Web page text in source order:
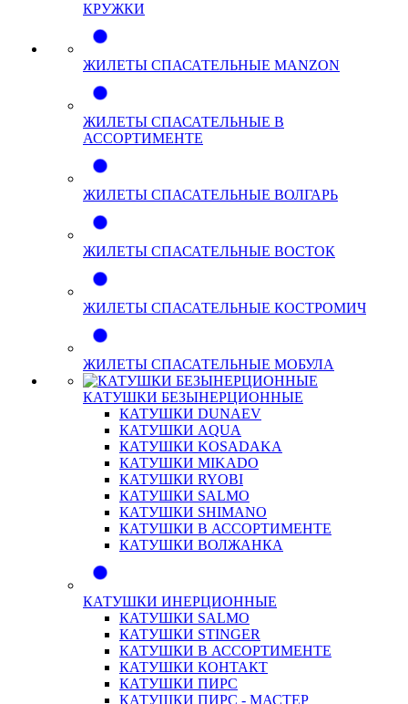
КРУЖКИ
ЖИЛЕТЫ СПАСАТЕЛЬНЫЕ MANZON
ЖИЛЕТЫ СПАСАТЕЛЬНЫЕ В
АССОРТИМЕНТЕ
ЖИЛЕТЫ СПАСАТЕЛЬНЫЕ ВОЛГАРЬ
ЖИЛЕТЫ СПАСАТЕЛЬНЫЕ ВОСТОК
ЖИЛЕТЫ СПАСАТЕЛЬНЫЕ КОСТРОМИЧ
ЖИЛЕТЫ СПАСАТЕЛЬНЫЕ МОБУЛА
КАТУШКИ БЕЗЫНЕРЦИОННЫЕ
КАТУШКИ DUNAEV
КАТУШКИ AQUA
КАТУШКИ KOSADAKA
КАТУШКИ MIKADO
КАТУШКИ RYOBI
КАТУШКИ SALMO
КАТУШКИ SHIMANO
КАТУШКИ В АССОРТИМЕНТЕ
КАТУШКИ ВОЛЖАНКА
КАТУШКИ ИНЕРЦИОННЫЕ
КАТУШКИ SALMO
КАТУШКИ STINGER
КАТУШКИ В АССОРТИМЕНТЕ
КАТУШКИ КОНТАКТ
КАТУШКИ ПИРС
КАТУШКИ ПИРС - МАСТЕР